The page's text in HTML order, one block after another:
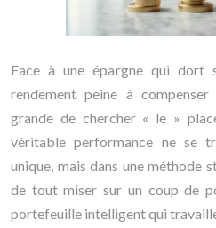
Face à une épargne qui
rendement peine à
grande de chercher « le »
véritable performance ne se
unique, mais dans une méthode
de tout miser sur un coup de
portefeuille intelligent qui